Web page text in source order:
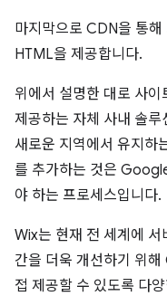
마지막으로 CDN을 통해
HTML을 제공합니다.
위에서 설명한 대로 사
제공하는 자체 사내 솔루
새로운 지역에서 유지하
를 추가하는 것은
야 하는 프로세스입니다.
Wix는 현재 전 세계에 서
간을 더욱 개선하기 위
접 제공할 수 있도록 다